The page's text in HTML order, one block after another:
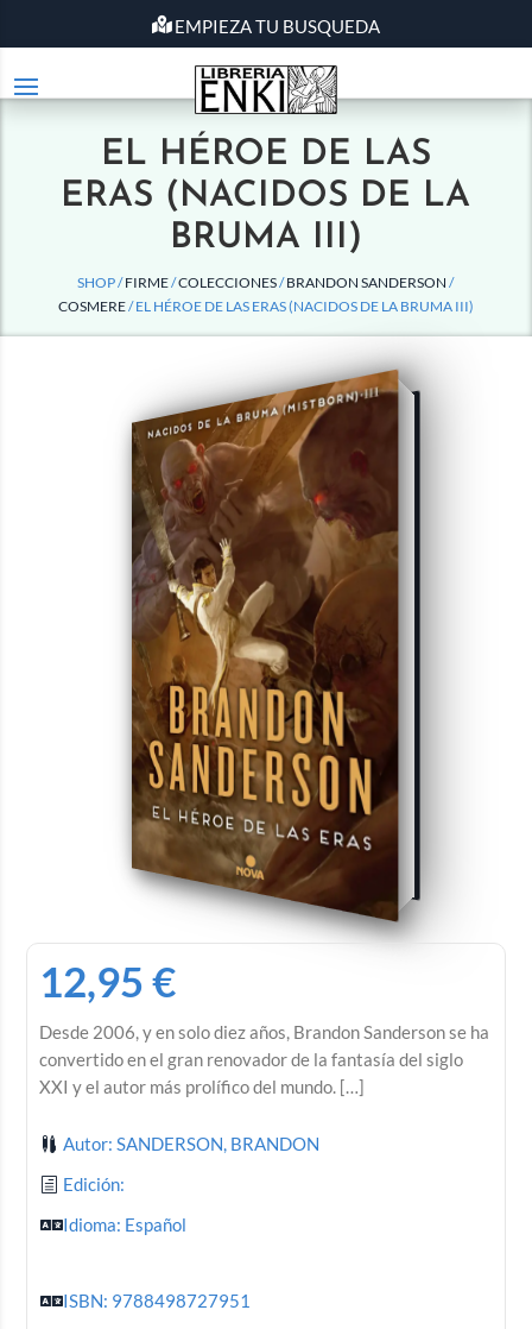
EMPIEZA TU BUSQUEDA
EL HÉROE DE LAS
ERAS (NACIDOS DE LA
BRUMA III)
SHOP /FIRME/COLECCIONES/BRANDON SANDERSON /
COSMERE/ EL HÉROE DE LAS ERAS (NACIDOS DE LA BRUMA III)
12,95€
Desde 2006, y en solo diez años, Brandon Sanderson se ha
convertido en el gran renovador de la fantasía del siglo
XXI y el autor más prolífico del mundo. […]
Autor: SANDERSON, BRANDON
Edición:
Idioma: Español
ISBN: 9788498727951